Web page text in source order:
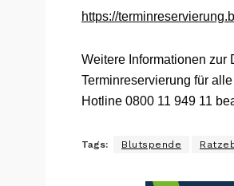
https://
Weitere Informationen zur
Terminreservierung für
Hotline 0800 11 949 11
Tags: Blutspende